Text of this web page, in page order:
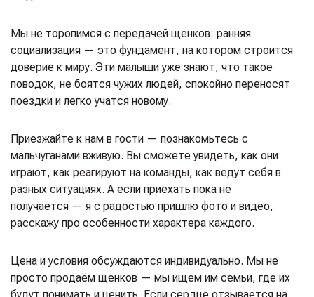
Мы не торопимся с передачей щенков: ранняя
социализация — это фундамент, на котором строится
доверие к миру. Эти малыши уже знают, что такое
поводок, не боятся чужих людей, спокойно переносят
поездки и легко учатся новому.
Приезжайте к нам в гости — познакомьтесь с
мальчуганами вживую. Вы сможете увидеть, как они
играют, как реагируют на команды, как ведут себя в
разных ситуациях. А если приехать пока не
получается — я с радостью пришлю фото и видео,
расскажу про особенности характера каждого.
Цена и условия обсуждаются индивидуально. Мы не
просто продаём щенков — мы ищем им семьи, где их